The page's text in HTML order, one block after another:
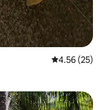
Rating
4.56 (25)